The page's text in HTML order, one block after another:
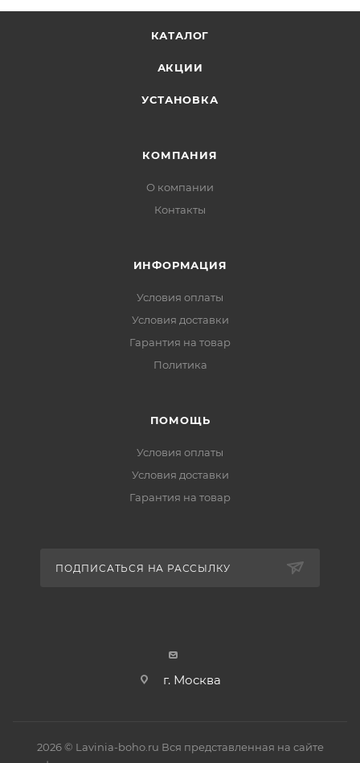
КАТАЛОГ
АКЦИИ
УСТАНОВКА
КОМПАНИЯ
О компании
Контакты
ИНФОРМАЦИЯ
Условия оплаты
Условия доставки
Гарантия на товар
Политика
ПОМОЩЬ
Условия оплаты
Условия доставки
Гарантия на товар
ПОДПИСАТЬСЯ НА РАССЫЛКУ
г. Москва
2026 © Lavinia-boho.ru Вся представленная на сайте